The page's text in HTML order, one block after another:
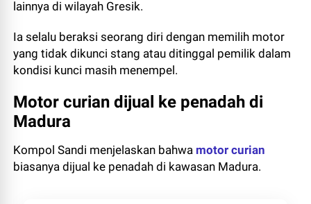
lainnya di wilayah Gresik.
Ia selalu beraksi seorang diri dengan memilih motor
yang tidak dikunci stang atau ditinggal pemilik dalam
kondisi kunci masih menempel.
Motor curian dijual ke penadah di
Madura
Kompol Sandi menjelaskan bahwa motor curian
biasanya dijual ke penadah di kawasan Madura.